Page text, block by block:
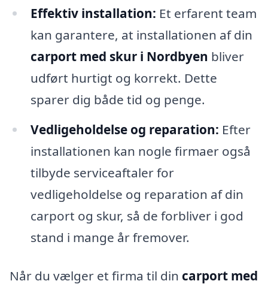
Effektiv installation: Et erfarent team
kan garantere, at installationen af din
carport med skur i Nordbyen bliver
udført hurtigt og korrekt. Dette
sparer dig både tid og penge.
Vedligeholdelse og reparation: Efter
installationen kan nogle firmaer også
tilbyde serviceaftaler for
vedligeholdelse og reparation af din
carport og skur, så de forbliver i god
stand i mange år fremover.
Når du vælger et firma til din carport med